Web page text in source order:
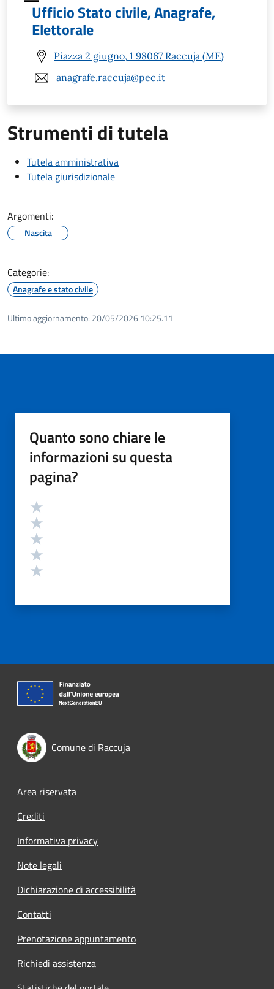
Ufficio Stato civile, Anagrafe,
Elettorale
Piazza 2 giugno, 1 98067 Raccuja (ME)
anagrafe.raccuja@pec.it
Strumenti di tutela
Tutela amministrativa
Tutela giurisdizionale
Argomenti:
Nascita
Categorie:
Anagrafe e stato civile
Ultimo aggiornamento: 20/05/2026 10:25.11
Quanto sono chiare le
informazioni su questa
pagina?
Valutazione
Comune di Raccuja
Footer menu
Area riservata
Crediti
Informativa privacy
Note legali
Dichiarazione di accessibilità
Contatti
Prenotazione appuntamento
Richiedi assistenza